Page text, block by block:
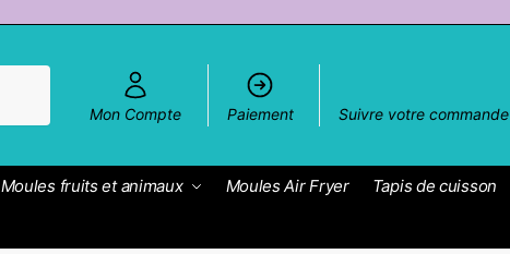
Mon Compte
Paiement Suivre votre commande
Moules fruits et animaux Moules Air Fryer Tapis de cuisson